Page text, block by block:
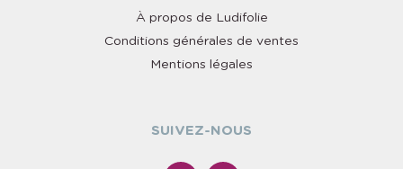
À propos de Ludifolie
Conditions générales de ventes
Mentions légales
SUIVEZ-NOUS